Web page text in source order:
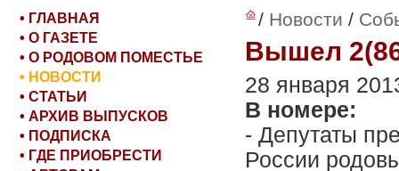
• ГЛАВНАЯ
• О ГАЗЕТЕ
• О РОДОВОМ ПОМЕСТЬЕ
• НОВОСТИ
• СТАТЬИ
• АРХИВ ВЫПУСКОВ
• ПОДПИСКА
• ГДЕ ПРИОБРЕСТИ
/ Новости /
Вышел
28 января
В номере:
- Депутаты
России